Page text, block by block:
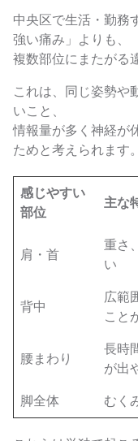
中央区で生活・勤務
強い痛み」よりも、
複数部位にまたがる
これは、同じ姿勢や
いこと、
情報量が多く神経が
ためと考えられます。
感じやすい
部位
主な
肩・首
重さ
い
背中
広範
こと
腰まわり
長時
が出
脚全体
むく